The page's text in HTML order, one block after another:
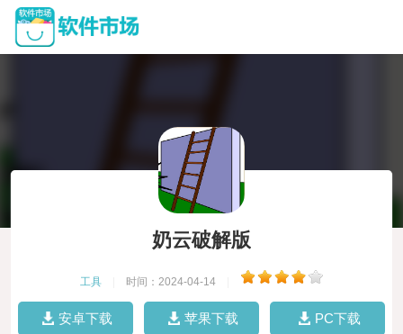
奶云破解版
工具 时间：2024-04-14
安卓下载 苹果下载 PC下载